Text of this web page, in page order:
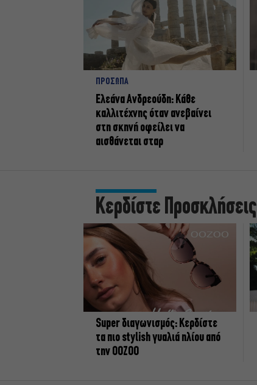
ΠΡΟΣΩΠΑ
Ελεάνα Ανδρεούδη: Κάθε
καλλιτέχνης όταν ανεβαίνει
στη σκηνή οφείλει να
αισθάνεται σταρ
Κερδίστε Προσκλήσεις
Super διαγωνισμός: Κερδίστε
τα πιο stylish γυαλιά ηλίου από
την OOZOO